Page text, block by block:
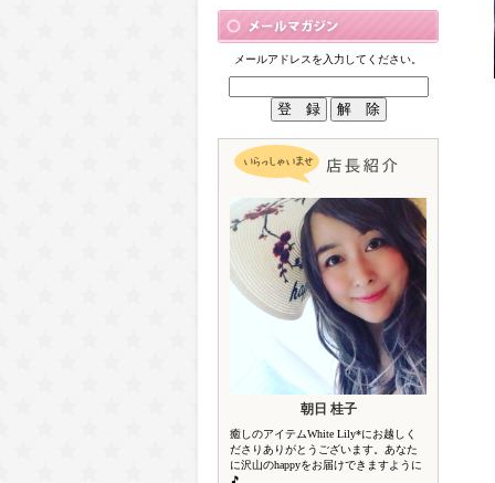
メールアドレスを入力してください。
朝日 桂子
癒しのアイテムWhite Lily*にお越しく
ださりありがとうございます。あなた
に沢山のhappyをお届けできますように
🎵